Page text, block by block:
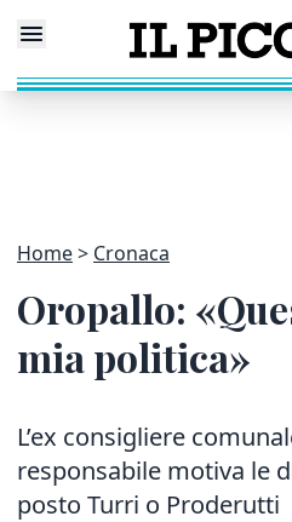
Home Cronaca
Oropallo:
mia politica»
L’ex consigliere
responsabile motiva le
posto Turri o Proderutti